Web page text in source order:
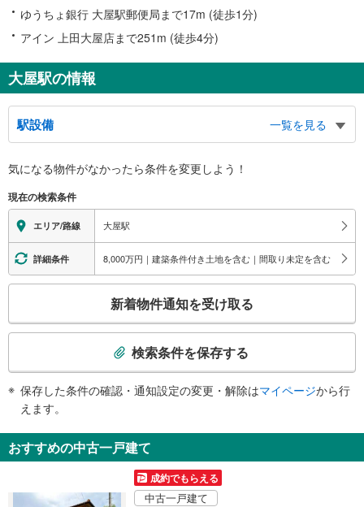
ゆうちょ銀行 大屋駅郵便局まで17m (徒歩1分)
アイン 上田大屋店まで251m (徒歩4分)
大屋駅の情報
駅設備
一覧を見る
※段差なしでの移動経路
地上⇔改札：○
改札⇔ホーム：○
（※一部の経路：×）
気になる物件がなかったら条件を変更しよう！
現在の検索条件
エリア/路線 大屋駅
詳細条件 8,000万円｜建築条件付き土地を含む｜間取り未定を含む
検
知
を
け
新着物件通知を受け取る
検索条件を保存する
保存した条件の確認・通知設定の変更・解除はマイページから行
えます。
おすすめの中古一戸建て
成約でもらえる
中古一戸建て